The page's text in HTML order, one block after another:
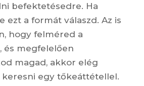
befektetésedre. Ha
ezt a formát válaszd. Az is
hogy felméred a
és megfelelően
magad, akkor elég
keresni egy tőkeáttétellel.